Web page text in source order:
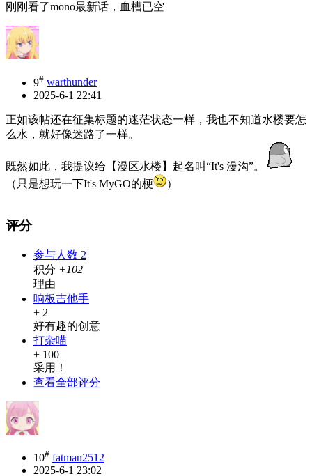
刚刚看了mono最新话，血槽已空
9# warthunder
2025-6-1 22:41
正如该帖还在征集标题的迷茫状态一样，我也不知道水楼要怎
么水，就好像迷路了一样。
既然如此，我提议给【漫区水楼】起名叫“It's 漫沟”。
（只是想玩一下It's MyGO的梗
）
评分
参与人数 2
积分 +102
理由
响板吉他手
+ 2
好有趣的创意
打杂喵
+ 100
采用！
查看全部评分
10# fatman2512
2025-6-1 23:02